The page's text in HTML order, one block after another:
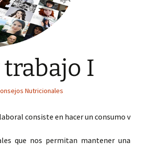
I
Nutricionales
consiste en hacer un consumo v
que nos permitan mantener una